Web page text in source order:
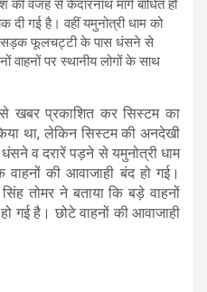
वजह से केदारनाथ मार्ग बाधित हो
दी गई है। वहीं यमुनोत्री धाम को
सड़क फूलचट्टी के पास धंसने से
वाहनों पर स्थानीय लोगों के साथ
प्रकाशित कर सिस्टम का
था, लेकिन सिस्टम की अनदेखी
व दरारें पड़ने से यमुनोत्री धाम
की आवाजाही बंद हो गई।
तोमर ने बताया कि बड़े वाहनों
गई है। छोटे वाहनों की आवाजाही